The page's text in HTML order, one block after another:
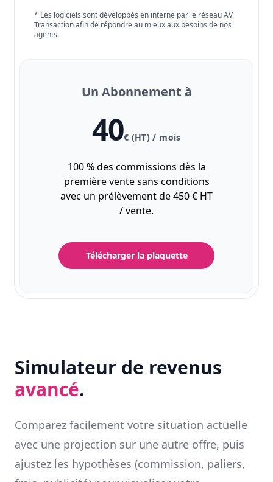
* Les logiciels sont développés en interne par le réseau AV
Transaction afin de répondre au mieux aux besoins de nos
agents.
Un Abonnement à
40€ (HT) / mois
100 % des commissions dès la
première vente sans conditions
avec un prélèvement de 450 € HT
/ vente.
Télécharger la plaquette
Simulateur de revenus
avancé.
Comparez facilement votre situation actuelle
avec une projection sur une autre offre, puis
ajustez les hypothèses (commission, paliers,